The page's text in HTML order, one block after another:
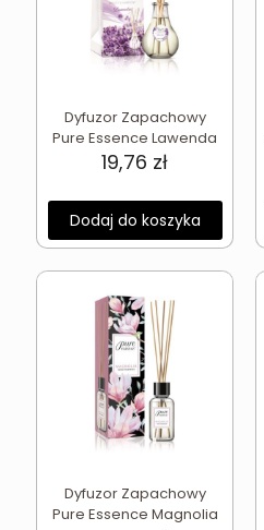
Dyfuzor Zapachowy
Pure Essence Lawenda
19,76 zł
Dodaj do koszyka
Dyfuzor Zapachowy
Pure Essence Magnolia